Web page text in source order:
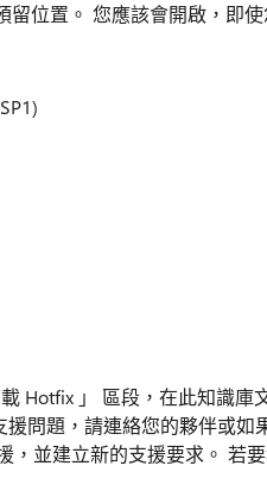
位置。 您應該會開啟，即
Hotfix 」 區段，在此知識庫
問題，請連絡您的夥伴或如
並建立新的支援要求。 若